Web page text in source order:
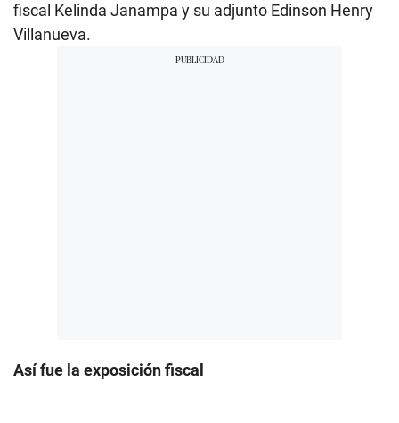
fiscal Kelinda Janampa y su adjunto Edinson Henry
Villanueva.
Así fue la exposición fiscal